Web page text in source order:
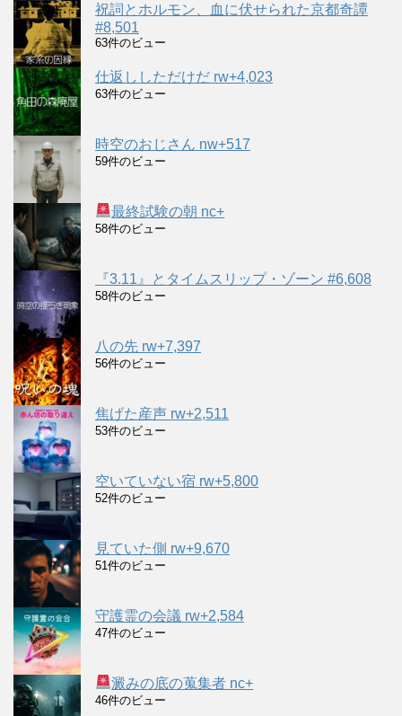
祝詞とホルモン、血に伏せられた京都奇譚
#8,501
63件のビュー
仕返ししただけだ rw+4,023
63件のビュー
時空のおじさん nw+517
59件のビュー
最終試験の朝 nc+
58件のビュー
『3.11』とタイムスリップ・ゾーン #6,608
58件のビュー
八の先 rw+7,397
56件のビュー
焦げた産声 rw+2,511
53件のビュー
空いていない宿 rw+5,800
52件のビュー
見ていた側 rw+9,670
51件のビュー
守護霊の会議 rw+2,584
47件のビュー
澱みの底の蒐集者 nc+
46件のビュー